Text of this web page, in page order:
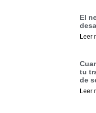
El
Leer
tu
de
Leer